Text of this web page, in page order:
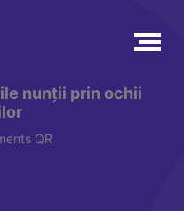
nunții prin ochii
QR